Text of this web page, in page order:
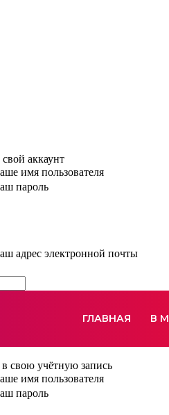
аккаунт
имя пользователя
пароль
адрес электронной почты
ГЛАВНАЯ В
свою учётную запись
имя пользователя
пароль